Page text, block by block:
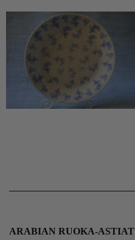
ARABIAN RUOKA-ASTIAT